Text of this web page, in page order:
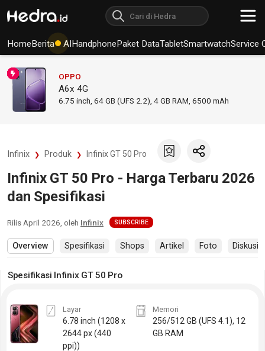
HomeBerita AIHandphonePaket DataTabletSmartwatchService
OPPO
A6x 4G
6.75 inch, 64 GB (UFS 2.2), 4 GB RAM 6500 mAh
Infinix Produk Infinix GT 50 Pro
Infinix GT 50 Pro - Harga Terbaru 2026
dan Spesifikasi
Rilis April 2026 , oleh Infinix SUBSCRIBE
Overview Spesifikasi Shops Artikel Foto Diskusi
Spesifikasi Infinix GT 50 Pro
Layar
6.78 inch (1208 x
2644 px (440
ppi))
Memori
256/512 GB (UFS 4.1), 12
GB RAM